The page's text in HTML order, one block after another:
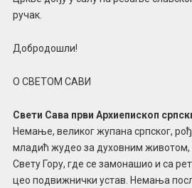
ручак.
Добродошли!
О СВЕТОМ САВИ
Свети Сава први Архиепископ
Немање, великог жупана српског,
младић жудео за духовним животом,
Свету Гору, где се замонашио и са
цео подвижнички устав. Немања